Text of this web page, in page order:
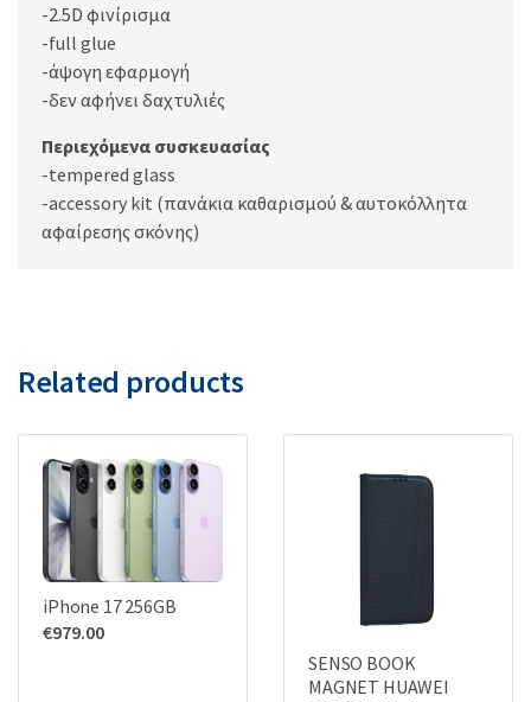
-2.5D φινίρισμα
-full glue
-άψογη εφαρμογή
-δεν αφήνει δαχτυλιές
Περιεχόμενα συσκευασίας
-tempered glass
-accessory kit (πανάκια καθαρισμού & αυτοκόλλητα
αφαίρεσης σκόνης)
Related products
iPhone 17 256GB
€979.00
SENSO BOOK
MAGNET HUAWEI